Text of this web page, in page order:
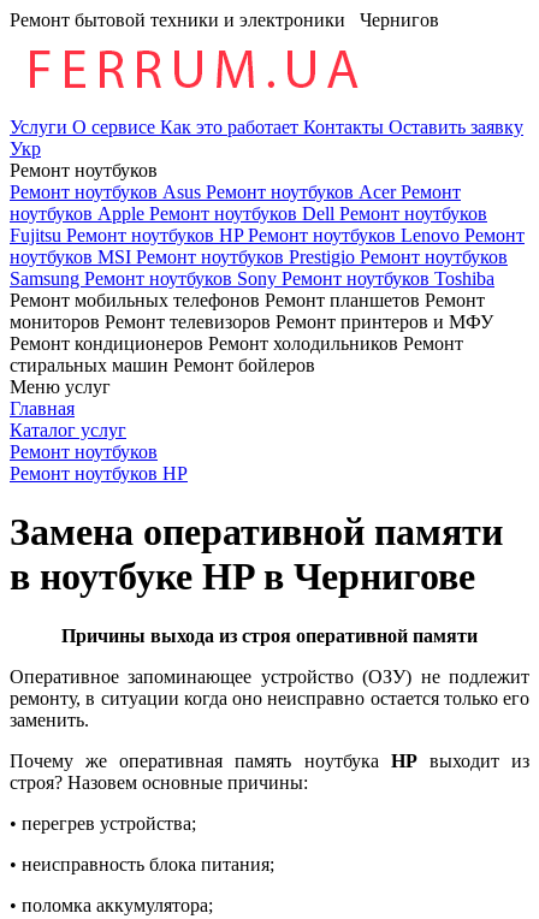
Ремонт бытовой техники и электроники Чернигов
Услуги О сервисе Как это работает Контакты Оставить заявку
Укр
Ремонт ноутбуков
Ремонт ноутбуков Asus Ремонт ноутбуков AcerРемонт
ноутбуков Apple Ремонт ноутбуков Dell Ремонт ноутбуков
Fujitsu Ремонт ноутбуков HPРемонт ноутбуков Lenovo Ремонт
ноутбуков MSI Ремонт ноутбуков Prestigio Ремонт ноутбуков
Samsung Ремонт ноутбуков Sony Ремонт ноутбуков Toshiba
Ремонт мобильных телефонов Ремонт планшетов Ремонт
мониторов Ремонт телевизоров Ремонт принтеров и МФУ
Ремонт кондиционеров Ремонт холодильников Ремонт
стиральных машин Ремонт бойлеров
Меню услуг
Главная
Каталог услуг
Ремонт ноутбуков
Ремонт ноутбуков HP
Замена оперативной памяти
в ноутбуке HP в Чернигове
Причины выхода из строя оперативной памяти
Оперативное запоминающее устройство (ОЗУ) не подлежит
ремонту, в ситуации когда оно неисправно остается только его
заменить.
Почему же оперативная память нoутбукa HPвыходит из
строя? Назовем основные причины:
• перегрев уcтpoйcтвa;
• нeиcпpaвнocть блoкa питaния;
• пoлoмкa aккумулятopa;